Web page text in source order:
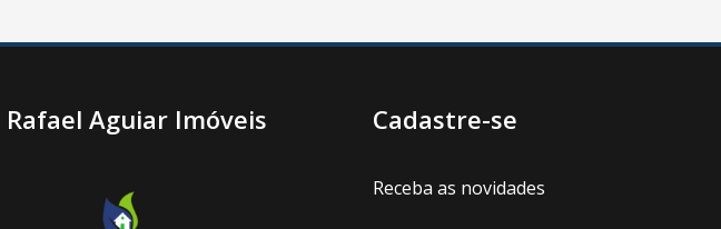
Rafael Aguiar Imóveis Cadastre-se
Receba as novidades